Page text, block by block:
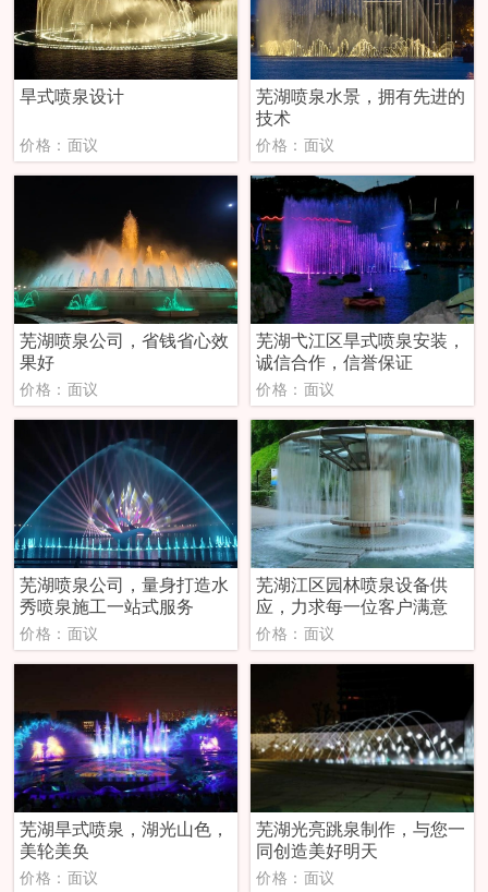
旱式喷泉设计
价格：面议
芜湖喷泉水景，拥有先进的
技术
价格：面议
芜湖喷泉公司，省钱省心效
果好
价格：面议
芜湖弋江区旱式喷泉安装，
诚信合作，信誉保证
价格：面议
芜湖喷泉公司，量身打造水
秀喷泉施工一站式服务
价格：面议
芜湖江区园林喷泉设备供
应，力求每一位客户满意
价格：面议
芜湖旱式喷泉，湖光山色，
美轮美奂
价格：面议
芜湖光亮跳泉制作，与您一
同创造美好明天
价格：面议